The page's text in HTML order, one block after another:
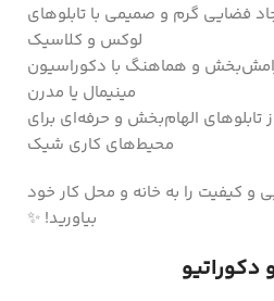
فضایی گرم و صمیمی با تابلوهای
لوکس و کلاسیک
و هماهنگ با دکوراسیون
مینیمال یا مدرن
تابلوهای الهام‌بخش و حرفه‌ای برای
محیط‌های کاری شیک
و کیفیت را به خانه و محل کار خود
بیاورید! ✨
دکوراتیو